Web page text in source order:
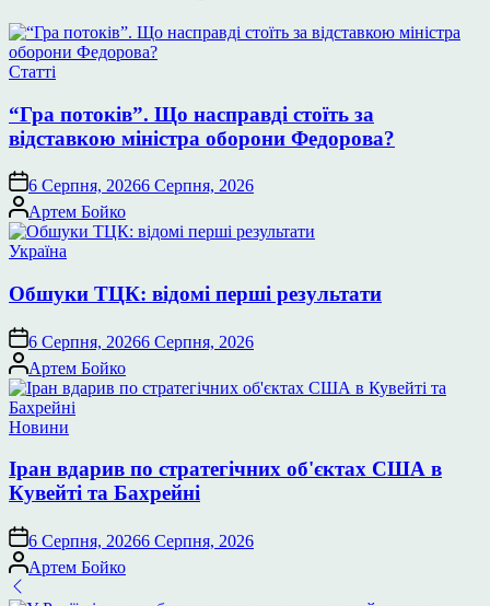
Опублікувати
Статті
“Гра потоків”. Що насправді стоїть за
відставкою міністра оборони Федорова?
6 Серпня, 20266 Серпня, 2026
Опубліковано
Артем Бойко
Опублікувати
Україна
Обшуки ТЦК: відомі перші результати
6 Серпня, 20266 Серпня, 2026
Опубліковано
Артем Бойко
Опублікувати
Новини
Іран вдарив по стратегічних об'єктах США в
Кувейті та Бахрейні
6 Серпня, 20266 Серпня, 2026
Опубліковано
Артем Бойко